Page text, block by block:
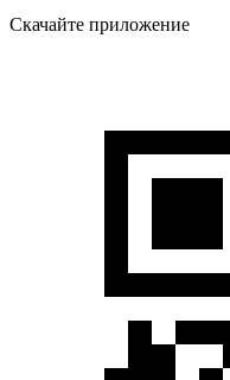
Скачайте приложение